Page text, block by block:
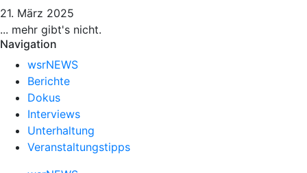
21. März 2025
... mehr gibt's nicht.
Navigation
wsrNEWS
Berichte
Dokus
Interviews
Unterhaltung
Veranstaltungstipps